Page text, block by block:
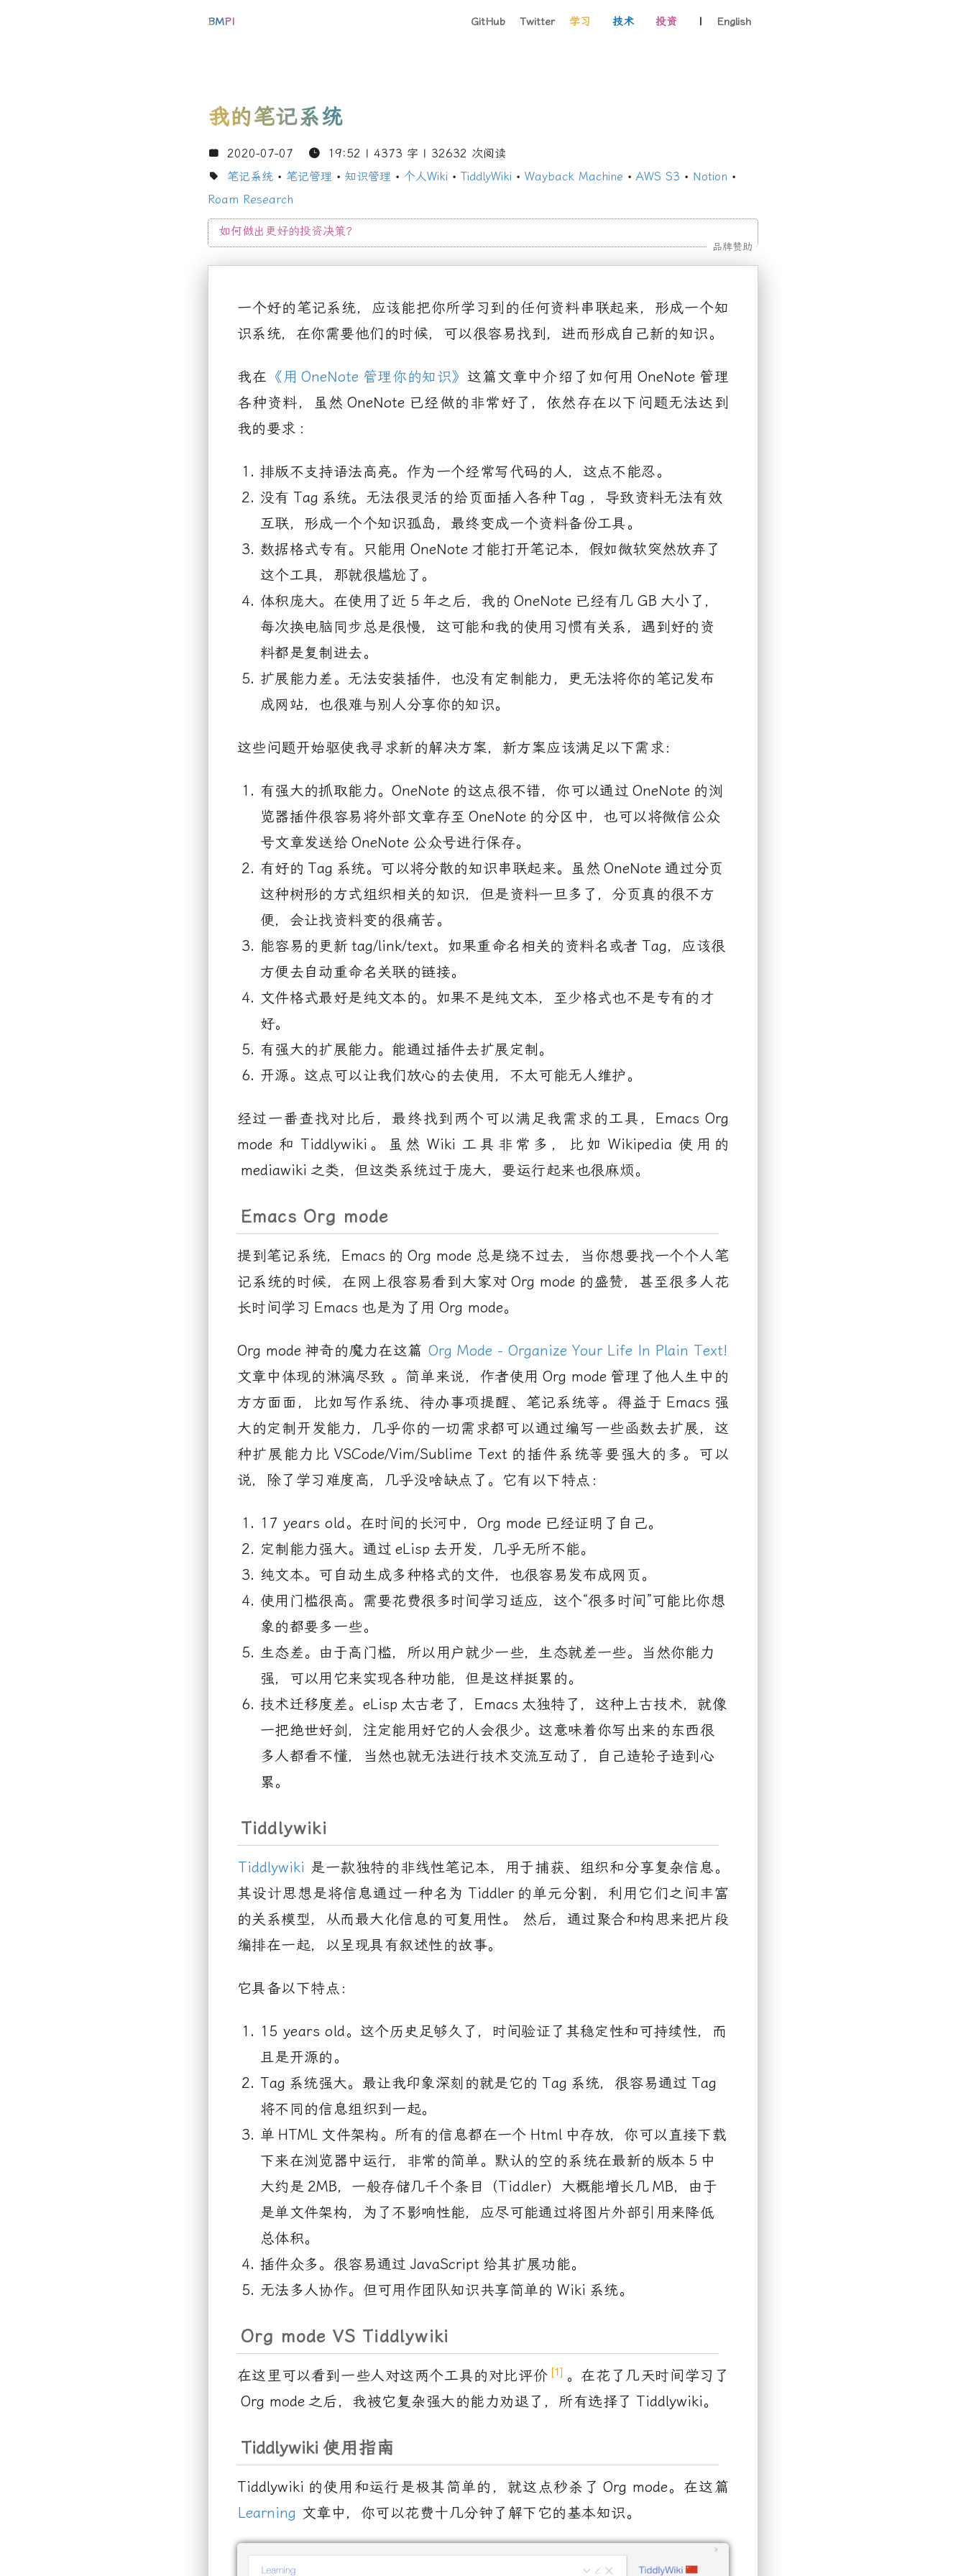
BMPI GitHub Twitter 学习 技术 投资 | English
我的笔记系统
2020-07-07 19:52 | 4373 字 | 32632 次阅读
笔记系统 • 笔记管理 • 知识管理 • 个人Wiki • TiddlyWiki • Wayback Machine • AWS S3 • Notion •
Roam Research
如何做出更好的投资决策？
品牌赞助
一个好的笔记系统，应该能把你所学习到的任何资料串联起来，形成一个知
识系统，在你需要他们的时候，可以很容易找到，进而形成自己新的知识。
我在 《用 OneNote 管理你的知识》 这篇文章中介绍了如何用 OneNote 管理
各种资料，虽然 OneNote 已经做的非常好了，依然存在以下问题无法达到
我的要求 :
排版不支持语法高亮。作为一个经常写代码的人，这点不能忍。
没有 Tag 系统。无法很灵活的给页面插入各种 Tag ，导致资料无法有效
互联，形成一个个知识孤岛，最终变成一个资料备份工具。
数据格式专有。只能用 OneNote 才能打开笔记本，假如微软突然放弃了
这个工具，那就很尴尬了。
体积庞大。在使用了近 5 年之后，我的 OneNote 已经有几 GB 大小了，
每次换电脑同步总是很慢，这可能和我的使用习惯有关系，遇到好的资
料都是复制进去。
扩展能力差。无法安装插件，也没有定制能力，更无法将你的笔记发布
成网站，也很难与别人分享你的知识。
这些问题开始驱使我寻求新的解决方案，新方案应该满足以下需求：
有强大的抓取能力。OneNote 的这点很不错，你可以通过 OneNote 的浏
览器插件很容易将外部文章存至 OneNote 的分区中，也可以将微信公众
号文章发送给 OneNote 公众号进行保存。
有好的 Tag 系统。可以将分散的知识串联起来。虽然 OneNote 通过分页
这种树形的方式组织相关的知识，但是资料一旦多了，分页真的很不方
便，会让找资料变的很痛苦。
能容易的更新 tag/link/text。如果重命名相关的资料名或者 Tag，应该很
方便去自动重命名关联的链接。
文件格式最好是纯文本的。如果不是纯文本，至少格式也不是专有的才
好。
有强大的扩展能力。能通过插件去扩展定制。
开源。这点可以让我们放心的去使用，不太可能无人维护。
经过一番查找对比后，最终找到两个可以满足我需求的工具， Emacs Org
mode 和 Tiddlywiki 。虽然 Wiki 工具非常多，比如 Wikipedia 使用的
mediawiki 之类，但这类系统过于庞大，要运行起来也很麻烦。
Emacs Org mode
提到笔记系统， Emacs 的 Org mode 总是绕不过去，当你想要找一个个人笔
记系统的时候，在网上很容易看到大家对 Org mode 的盛赞，甚至很多人花
长时间学习 Emacs 也是为了用 Org mode。
Org mode 神奇的魔力在这篇 Org Mode - Organize Your Life In Plain Text!
文章中体现的淋漓尽致 。简单来说，作者使用 Org mode 管理了他人生中的
方方面面，比如写作系统、待办事项提醒、笔记系统等。得益于 Emacs 强
大的定制开发能力，几乎你的一切需求都可以通过编写一些函数去扩展，这
种扩展能力比 VSCode/Vim/Sublime Text 的插件系统等要强大的多。可以
说，除了学习难度高，几乎没啥缺点了。它有以下特点：
17 years old。在时间的长河中，Org mode 已经证明了自己。
定制能力强大。通过 eLisp 去开发，几乎无所不能。
纯文本。可自动生成多种格式的文件，也很容易发布成网页。
使用门槛很高。需要花费很多时间学习适应，这个“很多时间”可能比你想
象的都要多一些。
生态差。由于高门槛，所以用户就少一些，生态就差一些。当然你能力
强，可以用它来实现各种功能，但是这样挺累的。
技术迁移度差。 eLisp 太古老了， Emacs 太独特了，这种上古技术，就像
一把绝世好剑，注定能用好它的人会很少。这意味着你写出来的东西很
多人都看不懂，当然也就无法进行技术交流互动了，自己造轮子造到心
累。
Tiddlywiki
Tiddlywiki 是一款独特的非线性笔记本，用于捕获、组织和分享复杂信息。
其设计思想是将信息通过一种名为 Tiddler 的单元分割，利用它们之间丰富
的关系模型，从而最大化信息的可复用性。 然后，通过聚合和构思来把片段
编排在一起，以呈现具有叙述性的故事。
它具备以下特点：
15 years old。这个历史足够久了，时间验证了其稳定性和可持续性，而
且是开源的。
Tag 系统强大。最让我印象深刻的就是它的 Tag 系统，很容易通过 Tag
将不同的信息组织到一起。
单 HTML 文件架构。所有的信息都在一个 Html 中存放，你可以直接下载
下来在浏览器中运行，非常的简单。默认的空的系统在最新的版本 5 中
大约是 2MB，一般存储几千个条目（Tiddler）大概能增长几 MB，由于
是单文件架构，为了不影响性能，应尽可能通过将图片外部引用来降低
总体积。
插件众多。很容易通过 JavaScript 给其扩展功能。
无法多人协作。但可用作团队知识共享简单的 Wiki 系统。
Org mode VS Tiddlywiki
在这里可以看到一些人对这两个工具的对比评价 1
。在花了几天时间学习了
Org mode 之后，我被它复杂强大的能力劝退了，所有选择了 Tiddlywiki。
Tiddlywiki 使用指南
Tiddlywiki 的使用和运行是极其简单的，就这点秒杀了 Org mode。在这篇
Learning 文章中，你可以花费十几分钟了解下它的基本知识。